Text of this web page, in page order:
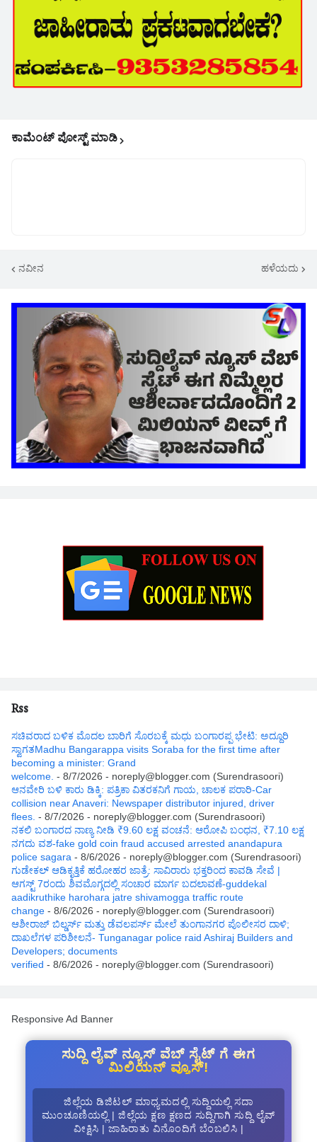
ಕಾಮೆಂಟ್‌‌ ಪೋಸ್ಟ್‌ ಮಾಡಿ
ನವೀನ ಹಳೆಯದು
Rss
ಸಚಿವರಾದ ಬಳಿಕ ಮೊದಲ ಬಾರಿಗೆ ಸೊರಬಕ್ಕೆ ಮಧು ಬಂಗಾರಪ್ಪ ಭೇಟಿ: ಅದ್ದೂರಿ
ಸ್ವಾಗತMadhu Bangarappa visits Soraba for the first time after
becoming a minister: Grand
welcome. - 8/7/2026 - noreply@blogger.com (Surendrasoori)
ಆನವೇರಿ ಬಳಿ ಕಾರು ಡಿಕ್ಕಿ: ಪತ್ರಿಕಾ ವಿತರಕನಿಗೆ ಗಾಯ, ಚಾಲಕ ಪರಾರಿ-Car
collision near Anaveri: Newspaper distributor injured, driver
flees. - 8/7/2026 - noreply@blogger.com (Surendrasoori)
ನಕಲಿ ಬಂಗಾರದ ನಾಣ್ಯ ನೀಡಿ ₹9.60 ಲಕ್ಷ ವಂಚನೆ: ಆರೋಪಿ ಬಂಧನ, ₹7.10 ಲಕ್ಷ
ನಗದು ವಶ-fake gold coin fraud accused arrested anandapura
police sagara - 8/6/2026 - noreply@blogger.com (Surendrasoori)
ಗುಡೇಕಲ್ ಆಡಿಕೃತ್ತಿಕೆ ಹರೋಹರ ಜಾತ್ರೆ: ಸಾವಿರಾರು ಭಕ್ತರಿಂದ ಕಾವಡಿ ಸೇವೆ |
ಆಗಸ್ಟ್ 7ರಂದು ಶಿವಮೊಗ್ಗದಲ್ಲಿ ಸಂಚಾರ ಮಾರ್ಗ ಬದಲಾವಣೆ-guddekal
aadikruthike harohara jatre shivamogga traffic route
change - 8/6/2026 - noreply@blogger.com (Surendrasoori)
ಆಶೀರಾಜ್ ಬಿಲ್ಡರ್ಸ್ ಮತ್ತು ಡೆವಲಪರ್ಸ್ ಮೇಲೆ ತುಂಗಾನಗರ ಪೊಲೀಸರ ದಾಳಿ;
ದಾಖಲೆಗಳ ಪರಿಶೀಲನೆ- Tunganagar police raid Ashiraj Builders and
Developers; documents
verified - 8/6/2026 - noreply@blogger.com (Surendrasoori)
Responsive Ad Banner
ಸುದ್ದಿ ಲೈವ್ ನ್ಯೂಸ್ ವೆಬ್ ಸೈಟ್ ಗೆ ಈಗ
ಮಿಲಿಯನ್ ವ್ಯೂಸ್!
ಜಿಲ್ಲೆಯ ಡಿಜಿಟಲ್ ಮಾಧ್ಯಮದಲ್ಲಿ ಸುದ್ದಿಯಲ್ಲಿ ಸದಾ
ಮುಂಚೂಣಿಯಲ್ಲಿ | ಜಿಲ್ಲೆಯ ಕ್ಷಣ ಕ್ಷಣದ ಸುದ್ದಿಗಾಗಿ ಸುದ್ದಿ ಲೈವ್
ವೀಕ್ಷಿಸಿ | ಜಾಹಿರಾತು ವಿನೊಂದಿಗೆ ಬೆಂಬಲಿಸಿ |